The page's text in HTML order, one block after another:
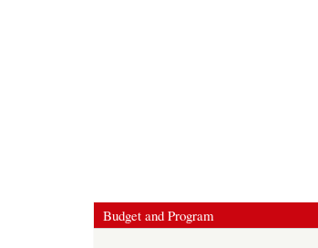
Budget and Program